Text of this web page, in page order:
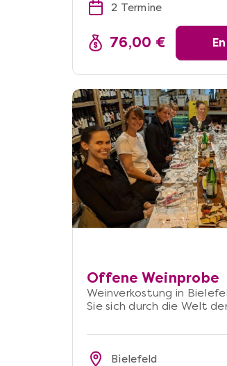
2 Termine
76,00 €
Offene Weinprobe
Weinverkostung in
Sie sich durch die Welt
Bielefeld